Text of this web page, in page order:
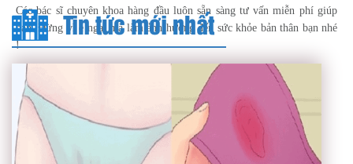
Các bác sĩ chuyên khoa hàng đầu luôn sẵn sàng tư vấn miễn phí giúp
bạn. Đừng vì e ngại mà làm ảnh hưởng đến sức khỏe bản thân bạn nhé
!
Tin tức mới nhất